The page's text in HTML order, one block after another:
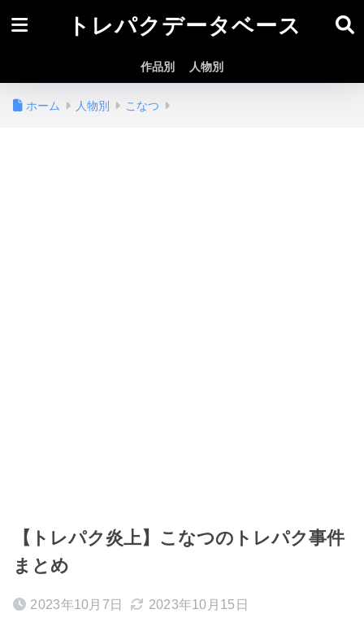
トレパクデータベース
作品別 人物別
ホーム 人物別 こなつ
【トレパク炎上】こなつのトレパク事件
まとめ
2023年10月7日 2023年10月15日